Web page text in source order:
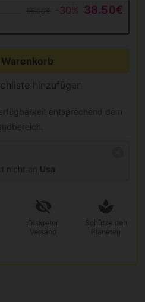
-30% 38.50€
hinzufügen
entsprechend dem
nicht an Usa
Diskreter
Versand
Schütze den
Planeten